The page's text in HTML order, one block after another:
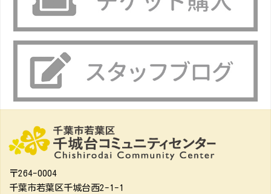
〒264-0004
千葉市若葉区千城台西2-1-1